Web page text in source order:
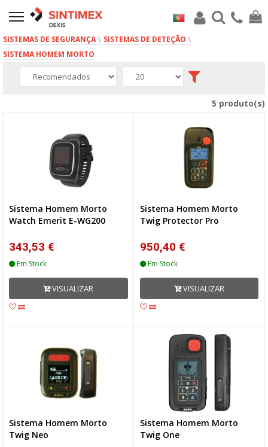
SISTEMAS DE SEGURANÇA
SISTEMAS DE DETEÇÃO
SISTEMA HOMEM MORTO
5 produto(s)
Sistema Homem Morto
Watch Emerit E-WG200
343,53 €
Em Stock
VISUALIZAR
Sistema Homem Morto
Twig Protector Pro
950,40 €
Em Stock
VISUALIZAR
Sistema Homem Morto
Twig Neo
Sistema Homem Morto
Twig One